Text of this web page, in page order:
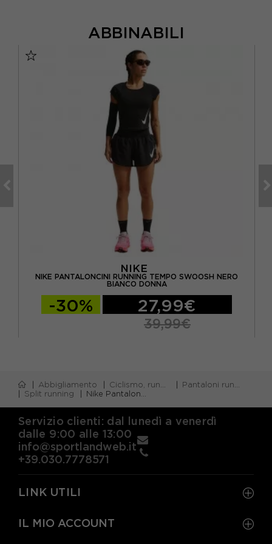
ABBINABILI
NIKE
NIKE PANTALONCINI RUNNING TEMPO SWOOSH NERO
BIANCO DONNA
-30% 27,99€
39,99€
Abbigliamento Ciclismo, running e piscina
Pantaloni running corti
Split running
Nike Pantaloncini Running Areoswift Sapphire Nero Donna
Servizio clienti: dal lunedì a venerdì
dalle 9:00 alle 13:00
info@sportlandweb.it
+39.030.7778571
LINK UTILI
IL MIO ACCOUNT